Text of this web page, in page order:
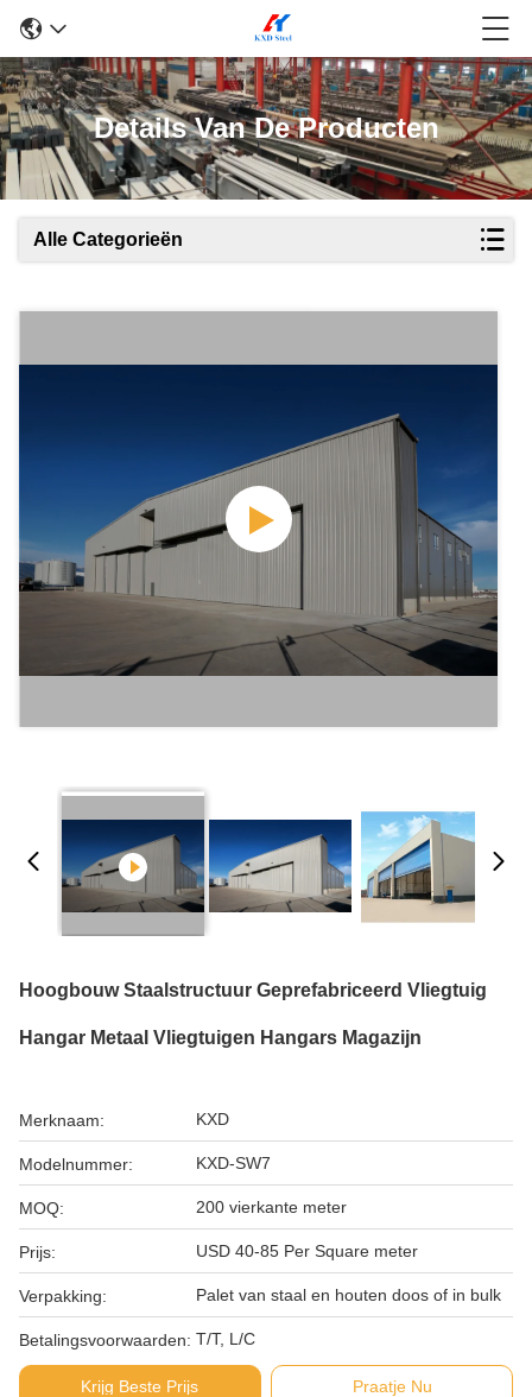
Details Van De Producten
Alle Categorieën
Hoogbouw Staalstructuur Geprefabriceerd Vliegtuig
Hangar Metaal Vliegtuigen Hangars Magazijn
Merknaam: KXD
Modelnummer: KXD-SW7
MOQ: 200 vierkante meter
Prijs: USD 40-85 Per Square meter
Verpakking: Palet van staal en houten doos of in bulk
Betalingsvoorwaarden: T/T, L/C
Krijg Beste Prijs Praatje Nu